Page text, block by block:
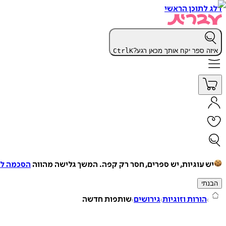
דלג לתוכן הראשי
איזה ספר יקח אותך מכאן רגע? CtrlK
יש עוגיות, יש ספרים, חסר רק קפה. המשך גלישה מהווה הסכמה
הבנתי
הורות וזוגיות גירושים שותפות חדשה